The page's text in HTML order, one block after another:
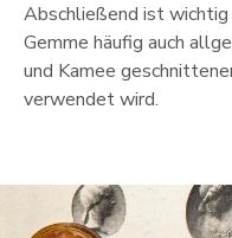
Abschließend ist wichtig
Gemme häufig auch
und Kamee
verwendet wird.